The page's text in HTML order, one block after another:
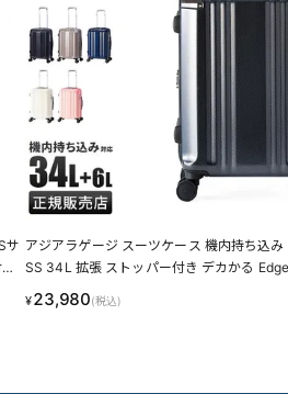
サ アジアラゲージ スーツケース 機内持ち込み
SS 34L 拡張 ストッパー付き デカかる Edge
ia Luggage ALI-088-18W キャリーケース
¥23,980(税込)